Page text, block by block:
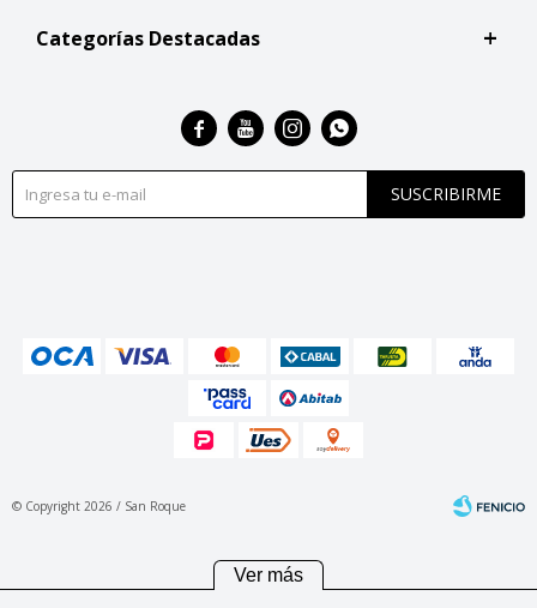
Categorías Destacadas
SUSCRIBIRME
   
© Copyright 2026 / San Roque
Ver más